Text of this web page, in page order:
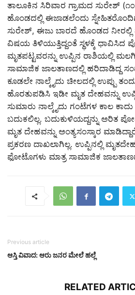
ತಾಲೂಕಿನ ಸಿರಿವಾರ ಗ್ರಾಮದ ಸುರೇಶ್
ಹೊಂಡದಲ್ಲಿ ಈಜಾಡಲೆಂದು
ಸುರೇಶ್, ಈಜು ಬಾರದೆ ಹೊಂಡದ ನೀರಲ್ಲಿ
ವಿಷಯ ತಿಳಿಯುತ್ತಿದ್ದಂತೆ ಸ್ಥಳಕ್ಕೆ ಧಾವಿಸಿದ
ಮೃತಪಟ್ಟವರನ್ನು ಉಪ್ಪಿನ ರಾಶಿಯಲ್ಲಿ
ಸಾಮಾಜಿಕ ಜಾಲತಾಣದಲ್ಲಿ ಹರಿದಾಡಿದ್ದ
ಕೂಡಲೇ ನಾಲ್ಕೈದು ಚೀಲದಲ್ಲಿ ಉಪ್ಪು
ಹೊರತುಪಡಿಸಿ ಇಡೀ ಮೃತ ದೇಹವನ್ನು
ಸುಮಾರು ನಾಲ್ಕೈದು ಗಂಟೆಗಳ ಕಾಲ
ಬದುಕಲಿಲ್ಲ. ಬದುಕುಳಿಯದ್ದನ್ನು ಅರಿತ
ಮೃತ ದೇಹವನ್ನು ಅಂತ್ಯಸಂಸ್ಕಾರ
ಪ್ರಕರಣ ದಾಖಲಾಗಿಲ್ಲ. ಉಪ್ಪಿನಲ್ಲಿ
ಫೋಟೊಗಳು ಮಾತ್ರ ಸಾಮಾಜಿಕ
Previous article
ಆಸ್ತಿ ವಿವಾದ: ಆರು ಜನರ ಮೇಲೆ ಹಲ್ಲೆ
RELATED